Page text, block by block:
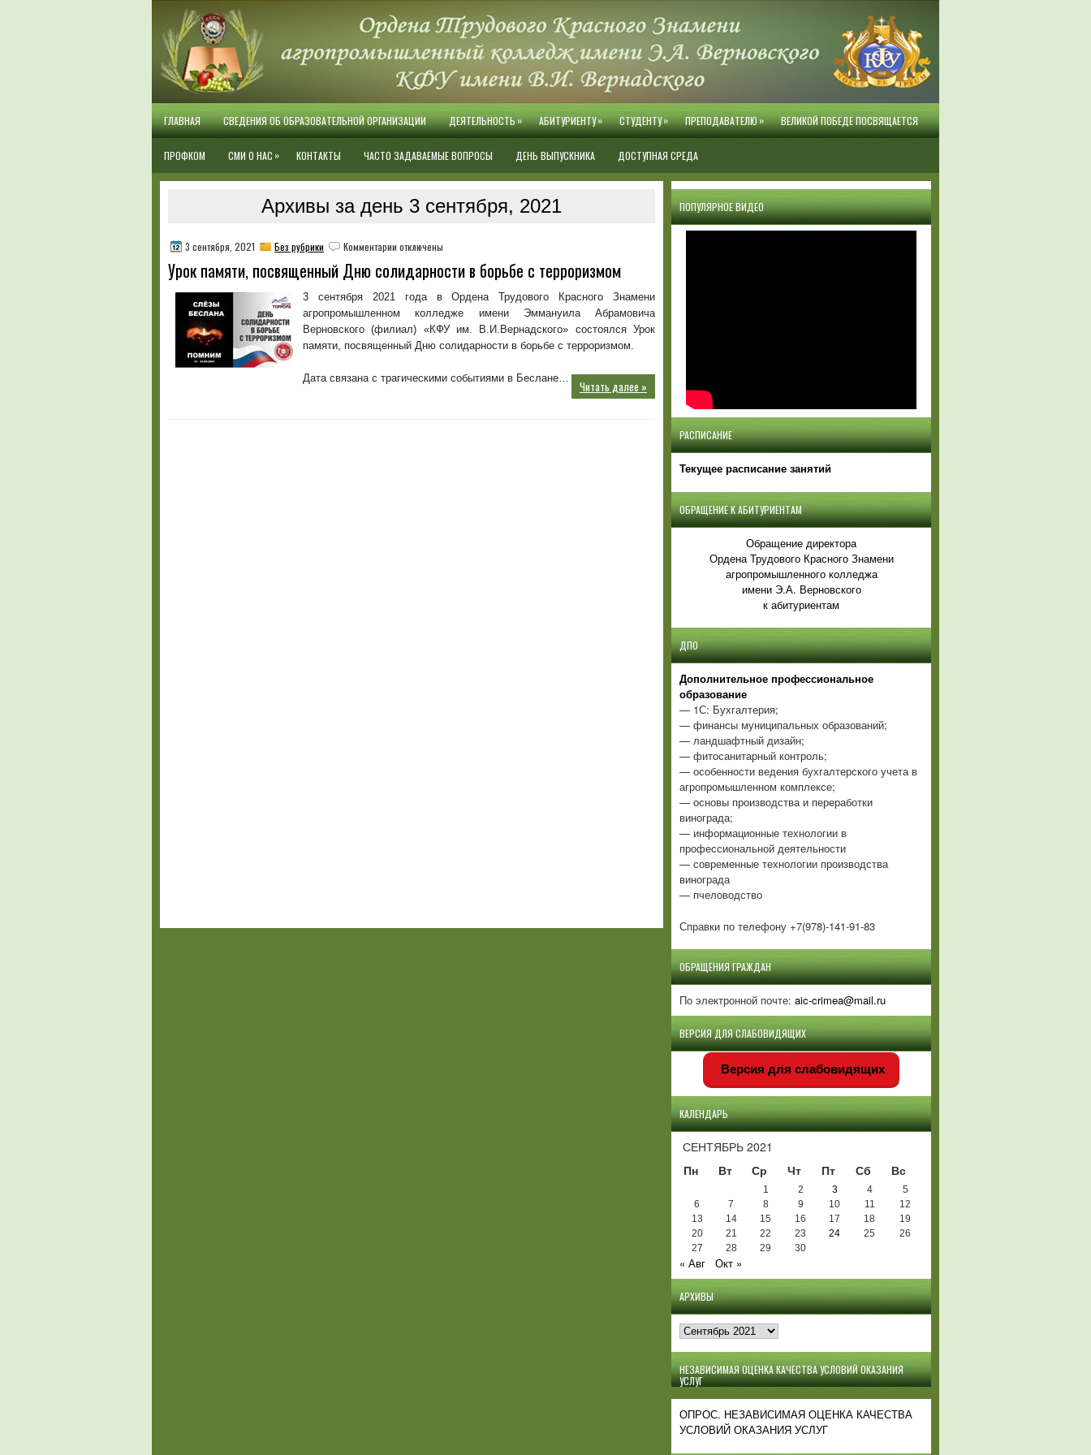
ГЛАВНАЯ СВЕДЕНИЯ ОБ ОБРАЗОВАТЕЛЬНОЙ ОРГАНИЗАЦИИ ДЕЯТЕЛЬНОСТЬ» АБИТУРИЕНТУ» СТУДЕНТУ» ПРЕПОДАВАТЕЛЮ» ВЕЛИКОЙ ПОБЕДЕ ПОСВЯЩАЕТСЯ
ПРОФКОМ СМИ О НАС » КОНТАКТЫ ЧАСТО ЗАДАВАЕМЫЕ ВОПРОСЫ ДЕНЬ ВЫПУСКНИКА ДОСТУПНАЯ СРЕДА
Архивы за день 3 сентября, 2021
3 сентября, 2021 Без рубрики Комментарии к
Урок
посвященный
Дню
солидарности
в
с
отключены
Урок памяти, посвященный Дню солидарности в борьбе с терроризмом
3 сентября 2021 года в Ордена Трудового Красного Знамени
агропромышленном колледже имени Эммануила Абрамовича
Верновского (филиал) «КФУ им. В.И.Вернадского» состоялся Урок
памяти, посвященный Дню солидарности в борьбе с терроризмом.
Дата связана с трагическими событиями в Беслане…
Читать далее »
ПОПУЛЯРНОЕ ВИДЕО
РАСПИСАНИЕ
Текущее расписание занятий
ОБРАЩЕНИЕ К АБИТУРИЕНТАМ
Обращение директора
Ордена Трудового Красного Знамени
агропромышленного колледжа
имени Э.А. Верновского
к абитуриентам
ДПО
Дополнительное профессиональное
образование
— 1С: Бухгалтерия;
— финансы муниципальных образований;
— ландшафтный дизайн;
— фитосанитарный контроль;
— особенности ведения бухгалтерского учета в
агропромышленном комплексе;
— основы производства и переработки
винограда;
— информационные технологии в
профессиональной деятельности
— современные технологии производства
винограда
— пчеловодство
Справки по телефону +7(978)-141-91-83
ОБРАЩЕНИЯ ГРАЖДАН
По электронной почте: aic-crimea@mail.ru
ВЕРСИЯ ДЛЯ СЛАБОВИДЯЩИХ
Версия для слабовидящих
КАЛЕНДАРЬ
СЕНТЯБРЬ 2021
Пн
Вт Ср Чт Пт Сб Вс
1 2 3 4
5
6
7 8 9 10 11
12
13
14 15 16 17 18
19
20
21 22 23 24 25
26
27
28 29 30
« Авг Окт »
АРХИВЫ
Архивы
НЕЗАВИСИМАЯ ОЦЕНКА КАЧЕСТВА УСЛОВИЙ ОКАЗАНИЯ
УСЛУГ
ОПРОС. НЕЗАВИСИМАЯ ОЦЕНКА КАЧЕСТВА
УСЛОВИЙ ОКАЗАНИЯ УСЛУГ